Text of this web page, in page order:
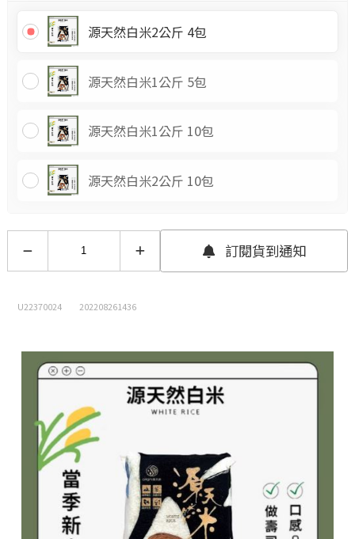
源天然白米2公斤 4包
源天然白米1公斤 5包
源天然白米1公斤 10包
源天然白米2公斤 10包
訂閱貨到通知
U22370024 202208261436